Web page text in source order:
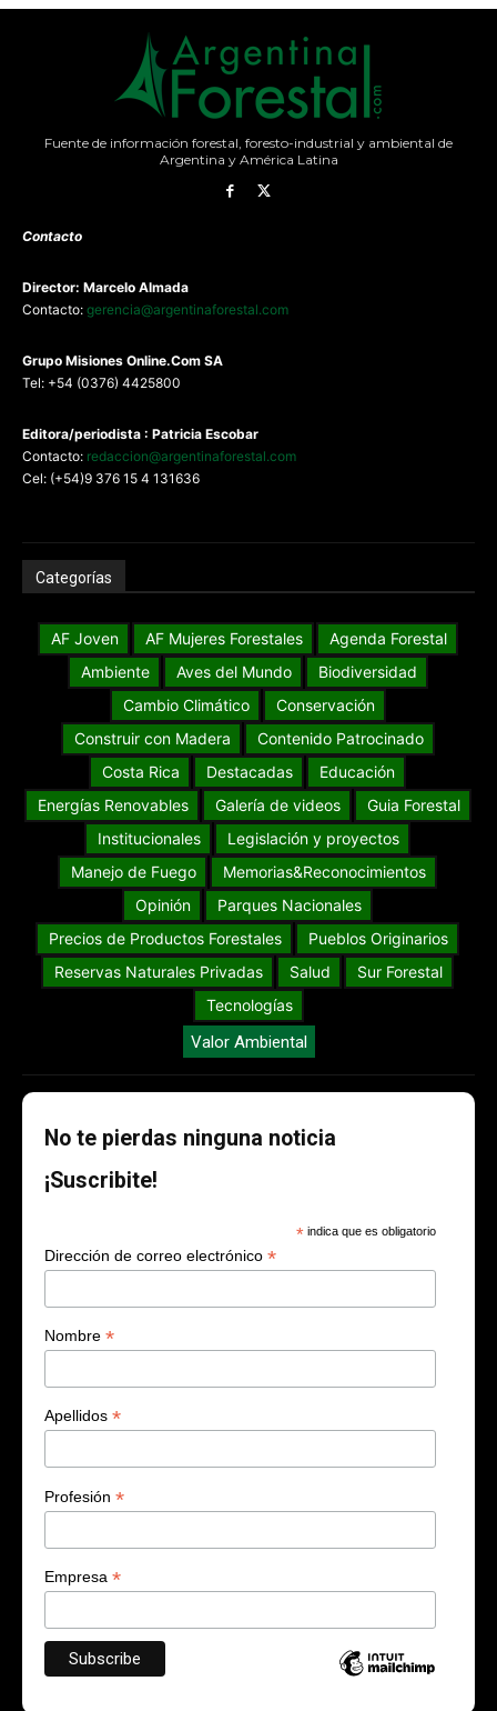
Fuente de información forestal, foresto-industrial y ambiental de
Argentina y América Latina
Contacto
Director: Marcelo Almada
Contacto: gerencia@argentinaforestal.com
Grupo Misiones Online.Com SA
Tel: +54 (0376) 4425800
Editora/periodista : Patricia Escobar
Contacto: redaccion@argentinaforestal.com
Cel: (+54)9 376 15 4 131636
Categorías
AF Joven AF Mujeres Forestales
Agenda Forestal
Ambiente
Aves del Mundo
Biodiversidad
Cambio Climático
Conservación
Construir con Madera
Contenido Patrocinado
Costa Rica
Destacadas
Educación
Energías Renovables
Galería de videos
Guia Forestal
Institucionales
Legislación y proyectos
Manejo de Fuego
Memorias&Reconocimientos
Opinión
Parques Nacionales
Precios de Productos Forestales
Pueblos Originarios
Reservas Naturales Privadas
Salud
Sur Forestal
Tecnologías
Valor Ambiental
No te pierdas ninguna noticia
¡Suscribite!
* indica que es obligatorio
Dirección de correo electrónico *
Nombre *
Apellidos *
Profesión *
Empresa *